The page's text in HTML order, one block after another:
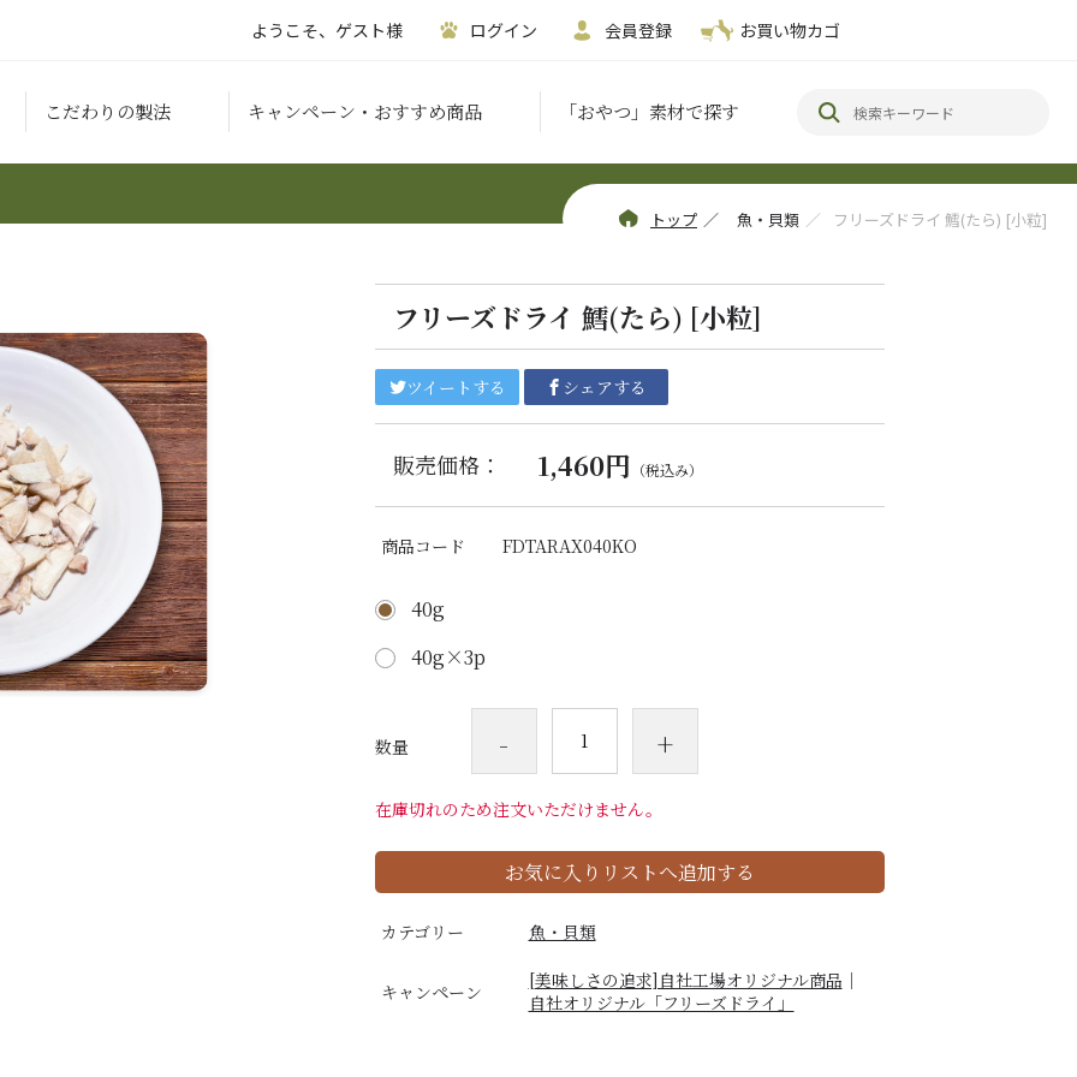
ようこそ、ゲスト様 ログイン 会員登録 お買い物カゴ
こだわりの製法 キャンペーン・おすすめ商品 「おやつ」素材で探す
トップ ／ 魚・貝類 ／ フリーズドライ 鱈(たら) [小粒]
フリーズドライ 鱈(たら) [小粒]
ツイートする シェアする
販売価格： 1,460円 （税込み）
商品コード FDTARAX040KO
40g
40g×3p
数量 - +
在庫切れのため注文いただけません。
お気に入りリストへ追加する
カテゴリー 魚・貝類
キャンペーン [美味しさの追求]自社工場オリジナル商品 ｜
自社オリジナル「フリーズドライ」